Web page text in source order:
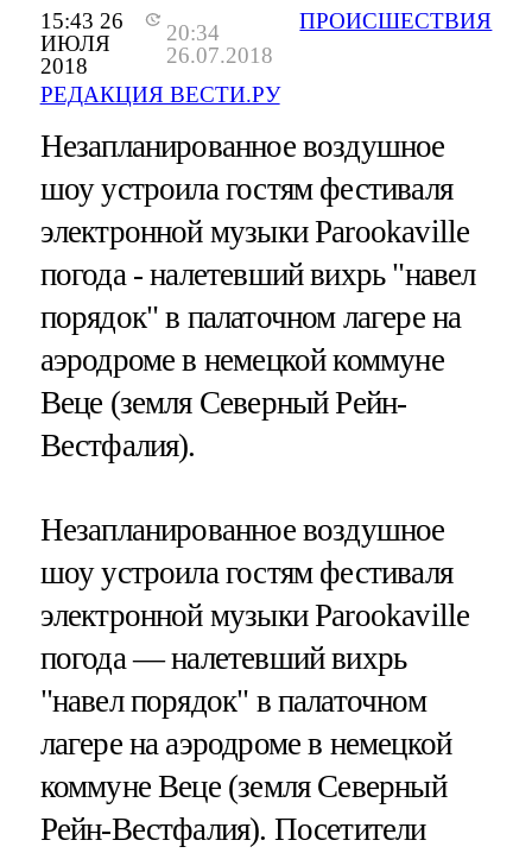
15:43 26
ИЮЛЯ
2018
20:34
26.07.2018
РЕДАКЦИЯ ВЕСТИ.РУ
ПРОИСШЕСТВИЯ
Незапланированное воздушное
шоу устроила гостям фестиваля
электронной музыки Parookaville
погода - налетевший вихрь "навел
порядок" в палаточном лагере на
аэродроме в немецкой коммуне
Веце (земля Северный Рейн-
Вестфалия).
Незапланированное воздушное
шоу устроила гостям фестиваля
электронной музыки Parookaville
погода — налетевший вихрь
"навел порядок" в палаточном
лагере на аэродроме в немецкой
коммуне Веце (земля Северный
Рейн-Вестфалия). Посетители